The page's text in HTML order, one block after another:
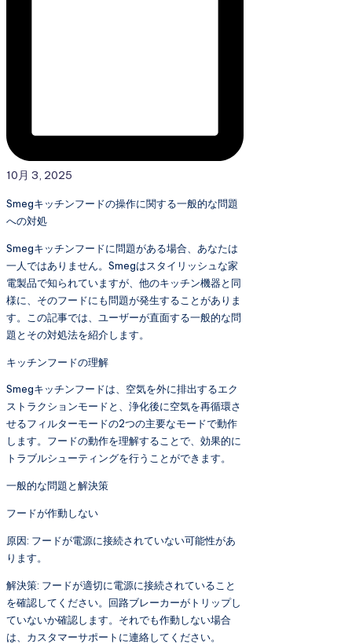
10月 3, 2025
Smegキッチンフードの操作に関する一般的な問題
への対処
Smegキッチンフードに問題がある場合、あなたは
一人ではありません。Smegはスタイリッシュな家
電製品で知られていますが、他のキッチン機器と同
様に、そのフードにも問題が発生することがありま
す。この記事では、ユーザーが直面する一般的な問
題とその対処法を紹介します。
キッチンフードの理解
Smegキッチンフードは、空気を外に排出するエク
ストラクションモードと、浄化後に空気を再循環さ
せるフィルターモードの2つの主要なモードで動作
します。フードの動作を理解することで、効果的に
トラブルシューティングを行うことができます。
一般的な問題と解決策
フードが作動しない
原因: フードが電源に接続されていない可能性があ
ります。
解決策: フードが適切に電源に接続されていること
を確認してください。回路ブレーカーがトリップし
ていないか確認します。それでも作動しない場合
は、カスタマーサポートに連絡してください。